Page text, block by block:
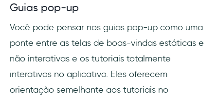
Guias pop-up
Você pode pensar nos guias pop-up como uma
ponte entre as telas de boas-vindas estáticas e
não interativas e os tutoriais totalmente
interativos no aplicativo. Eles oferecem
orientação semelhante aos tutoriais no